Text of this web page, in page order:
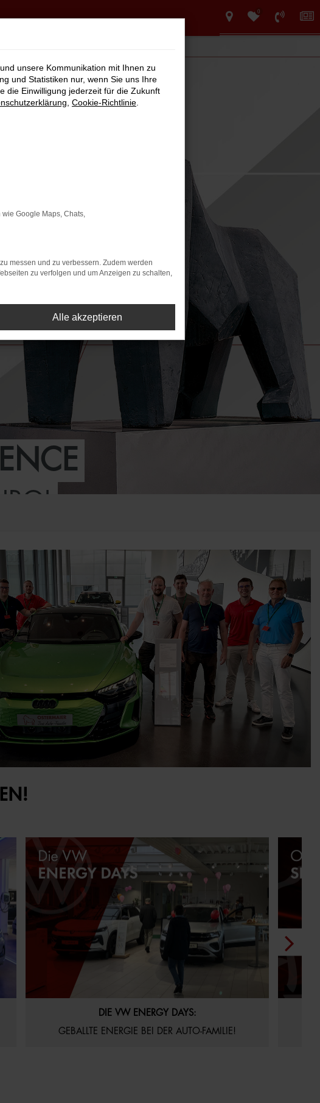
0
Aktuelles Startseite
DIE VW ENERGY DAYS:
GEBALLTE ENERGIE BEI DER AUTO-FAMILIE!
unsere Kommunikation mit Ihnen zu
und Statistiken nur, wenn Sie uns Ihre
die Einwilligung jederzeit für die Zukunft
Cookie-Richtlinie
Google Maps, Chats,
messen und zu verbessern. Zudem werden
zu verfolgen und um Anzeigen zu schalten,
Alle akzeptieren